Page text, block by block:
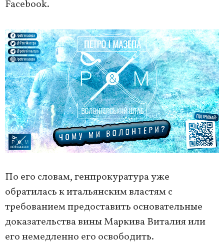
Facebook.
По его словам, генпрокуратура уже
обратилась к итальянским властям с
требованием предоставить основательные
доказательства вины Маркива Виталия или
его немедленно его освободить.